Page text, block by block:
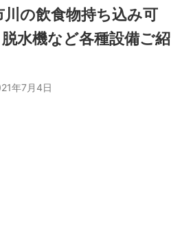
の飲食物持ち込み可
水機など各種設備ご紹
年7月4日